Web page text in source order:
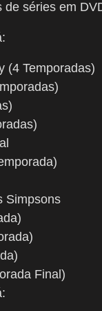
de séries em
(4 Temporadas)
Simpsons
Final)